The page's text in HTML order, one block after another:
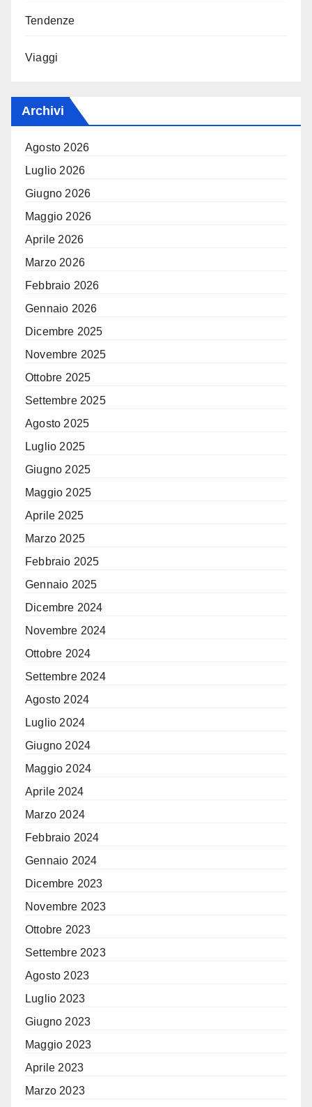
Tendenze
Viaggi
Archivi
Agosto 2026
Luglio 2026
Giugno 2026
Maggio 2026
Aprile 2026
Marzo 2026
Febbraio 2026
Gennaio 2026
Dicembre 2025
Novembre 2025
Ottobre 2025
Settembre 2025
Agosto 2025
Luglio 2025
Giugno 2025
Maggio 2025
Aprile 2025
Marzo 2025
Febbraio 2025
Gennaio 2025
Dicembre 2024
Novembre 2024
Ottobre 2024
Settembre 2024
Agosto 2024
Luglio 2024
Giugno 2024
Maggio 2024
Aprile 2024
Marzo 2024
Febbraio 2024
Gennaio 2024
Dicembre 2023
Novembre 2023
Ottobre 2023
Settembre 2023
Agosto 2023
Luglio 2023
Giugno 2023
Maggio 2023
Aprile 2023
Marzo 2023